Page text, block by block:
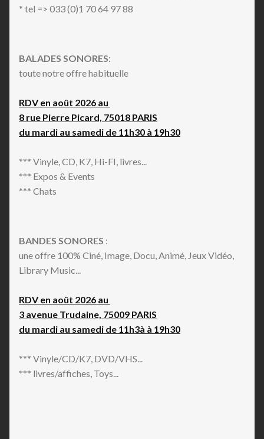
* tel => 033 (0)1 70 64 97 88
BALADES SONORES:
toute notre offre habituelle
RDV en août 2026 au
8 rue Pierre Picard, 75018 PARIS
du mardi au samedi de 11h30 à 19h30
*** Vinyle, CD, K7, Hi-FI, livres...
*** Expos & Events
*** Chats
BANDES SONORES :
une offre 100% Ciné, Image, Docu, Animé, Jeux Vidéo,
Library Music...
RDV en août 2026 au
3 avenue Trudaine, 75009 PARIS
du mardi au samedi de 11h3à à 19h30
*** Vinyle/CD/K7, DVD/VHS...
*** livres/affiches, Toys...